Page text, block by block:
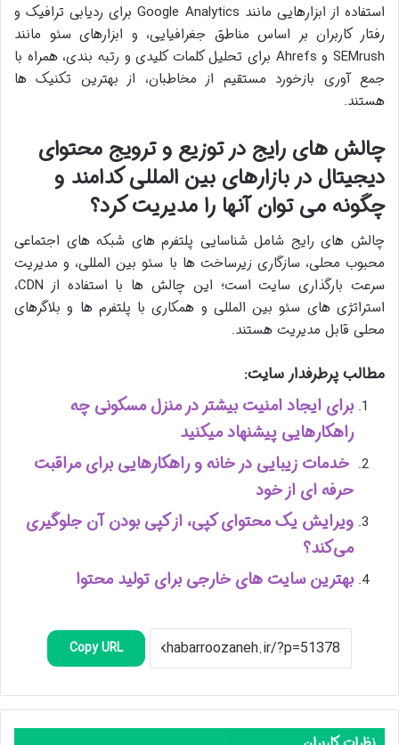
استفاده از ابزارهایی مانند Google Analytics برای ردیابی ترافیک و
رفتار کاربران بر اساس مناطق جغرافیایی، و ابزارهای سئو مانند
SEMrush و Ahrefs برای تحلیل کلمات کلیدی و رتبه بندی، همراه با
جمع آوری بازخورد مستقیم از مخاطبان، از بهترین تکنیک ها
هستند.
چالش های رایج در توزیع و ترویج محتوای
دیجیتال در بازارهای بین المللی کدامند و
چگونه می توان آنها را مدیریت کرد؟
چالش های رایج شامل شناسایی پلتفرم های شبکه های اجتماعی
محبوب محلی، سازگاری زیرساخت ها با سئو بین المللی، و مدیریت
سرعت بارگذاری سایت است؛ این چالش ها با استفاده از CDN،
استراتژی های سئو بین المللی و همکاری با پلتفرم ها و بلاگرهای
محلی قابل مدیریت هستند.
مطالب پرطرفدار سایت:
برای ایجاد امنیت بیشتر در منزل مسکونی چه
راهکارهایی پیشنهاد میکنید
خدمات زیبایی در خانه و راهکارهایی برای مراقبت
حرفه ‌ای از خود
ویرایش یک محتوای کپی، از کپی بودن آن جلوگیری
می‌کند؟
بهترین سایت های خارجی برای تولید محتوا
Copy URL